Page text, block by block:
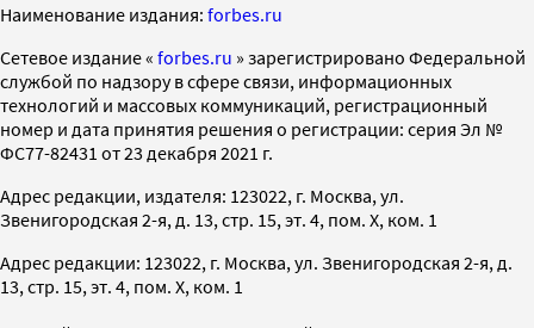
Наименование издания: forbes.ru
Cетевое издание « forbes.ru » зарегистрировано Федеральной
службой по надзору в сфере связи, информационных
технологий и массовых коммуникаций, регистрационный
номер и дата принятия решения о регистрации: серия Эл №
ФС77-82431 от 23 декабря 2021 г.
Адрес редакции, издателя: 123022, г. Москва, ул.
Звенигородская 2-я, д. 13, стр. 15, эт. 4, пом. X, ком. 1
Адрес редакции: 123022, г. Москва, ул. Звенигородская 2-я, д.
13, стр. 15, эт. 4, пом. X, ком. 1